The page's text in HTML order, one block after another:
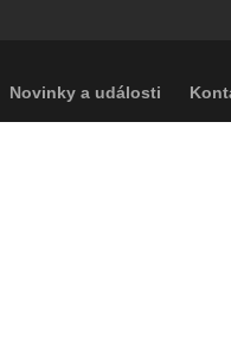
Footer secondary
Novinky a události